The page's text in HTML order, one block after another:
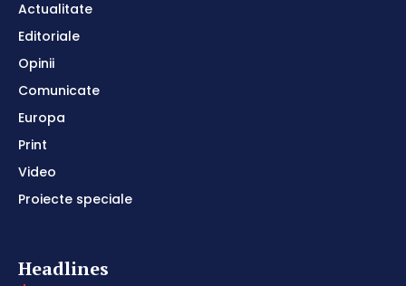
Actualitate
Editoriale
Opinii
Comunicate
Europa
Print
Video
Proiecte speciale
Headlines